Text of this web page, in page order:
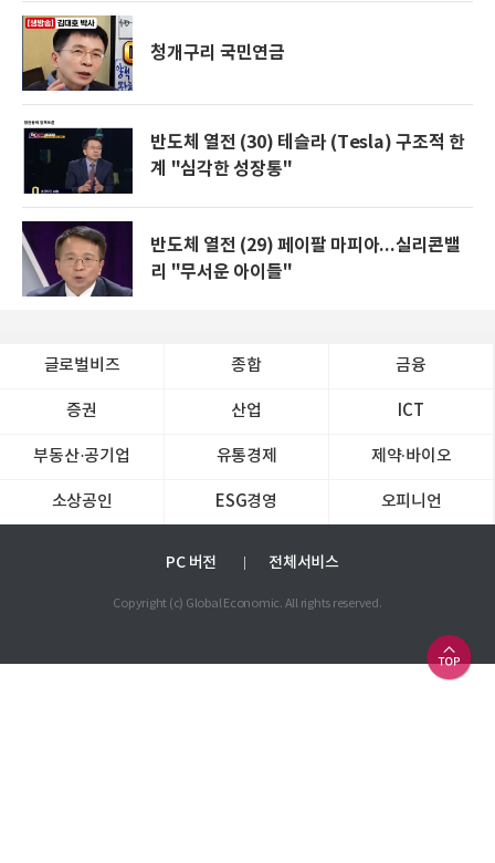
청개구리 국민연금
반도체 열전 (30) 테슬라 (Tesla) 구조적 한
계 "심각한 성장통"
반도체 열전 (29) 페이팔 마피아...실리콘밸
리 "무서운 아이들"
글로벌비즈 종합 금융
증권 산업 ICT
부동산·공기업 유통경제 제약∙바이오
소상공인 ESG경영 오피니언
PC 버전 전체서비스
Copyright (c) Global Economic. All rights reserved.